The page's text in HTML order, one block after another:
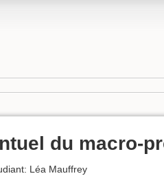
du macro-
Léa Mauffrey